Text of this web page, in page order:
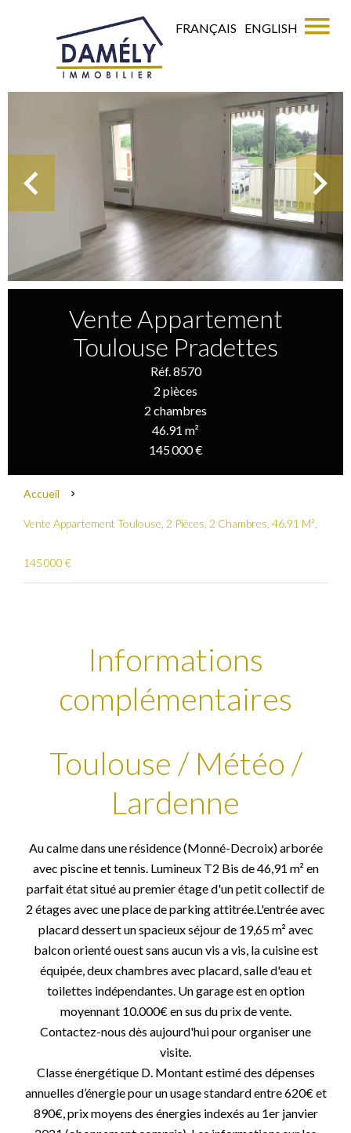
FRANÇAIS ENGLISH
Vente Appartement
Toulouse Pradettes
Réf. 8570
2 pièces
2 chambres
46.91 m²
145 000 €
Accueil
Vente Appartement Toulouse, 2 Pièces, 2 Chambres, 46.91 M²,
145 000 €
Informations
complémentaires
Toulouse / Météo /
Lardenne
Au calme dans une résidence (Monné-Decroix) arborée
avec piscine et tennis. Lumineux T2 Bis de 46,91 m² en
parfait état situé au premier étage d'un petit collectif de
2 étages avec une place de parking attitrée.L'entrée avec
placard dessert un spacieux séjour de 19,65 m² avec
balcon orienté ouest sans aucun vis a vis, la cuisine est
équipée, deux chambres avec placard, salle d'eau et
toilettes indépendantes. Un garage est en option
moyennant 10.000€ en sus du prix de vente.
Contactez-nous dès aujourd'hui pour organiser une
visite.
Classe énergétique D. Montant estimé des dépenses
annuelles d’énergie pour un usage standard entre 620€ et
890€, prix moyens des énergies indexés au 1er janvier